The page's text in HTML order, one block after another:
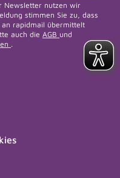
Newsletter nutzen wir
stimmen Sie zu, dass
an rapidmail übermittelt
auch die AGB und
.